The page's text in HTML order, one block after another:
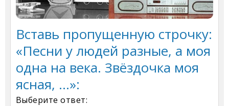
Вставь пропущенную строчку:
«Песни у людей разные, а моя
одна на века. Звёздочка моя
ясная, …»:
Выберите ответ: